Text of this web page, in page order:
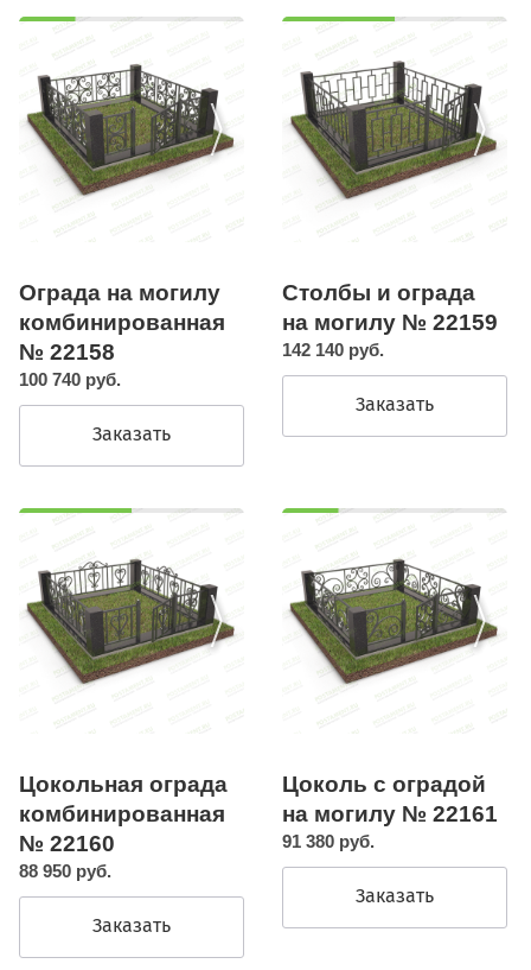
Ограда на могилу
комбинированная
№ 22158
100 740 руб.
Заказать
Столбы и ограда
на могилу № 22159
142 140 руб.
Заказать
Цокольная ограда
комбинированная
№ 22160
88 950 руб.
Заказать
Цоколь с оградой
на могилу № 22161
91 380 руб.
Заказать